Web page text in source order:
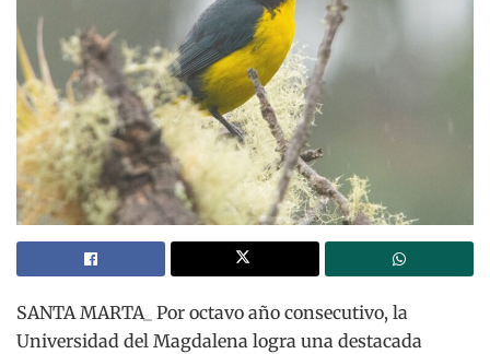
SANTA MARTA_ Por octavo año consecutivo, la
Universidad del Magdalena logra una destacada